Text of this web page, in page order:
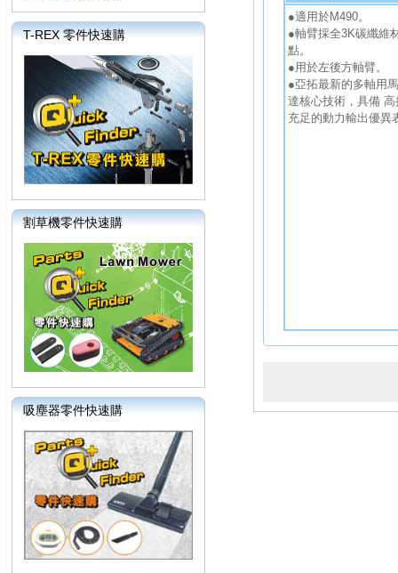
T-REX 零件快速購
割草機零件快速購
吸塵器零件快速購
●適用於M490。
●軸臂採全3K碳纖維
點。
●用於左後方軸臂。
●亞拓最新的多軸用
達核心技術，具備
充足的動力輸出優異